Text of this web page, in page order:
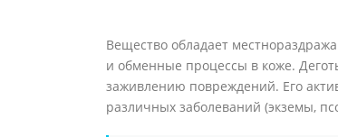
Вещество обладает
и обменные процессы в коже.
заживлению повреждений. Его
различных заболеваний (экземы,